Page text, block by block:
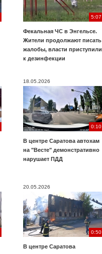
5:07
Фекальная ЧС в Энгельсе.
Жители продолжают писать
жалобы, власти приступили
к дезинфекции
18.05.2026
0:10
В центре Саратова автохам
на "Весте" демонстративно
нарушает ПДД
20.05.2026
0:50
В центре Саратова